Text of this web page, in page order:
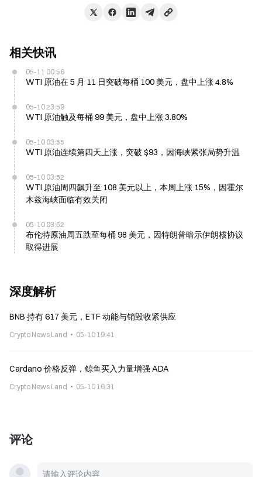
相关快讯
05-11 00:56
WTI 原油在 5 月 11 日突破每桶 100 美元，盘中上涨 4.8%
05-10 23:59
WTI 原油触及每桶 99 美元，盘中上涨 3.80%
05-10 03:55
WTI 原油连续第四天上涨，突破 $93，因海峡紧张局势升温
05-10 03:52
WTI 原油周四飙升至 108 美元以上，本周上涨 15%，因霍尔
木兹海峡面临有效关闭
05-10 03:52
布伦特原油周五跌至每桶 98 美元，因特朗普暗示伊朗核协议
取得进展
深度解析
BNB 持有 617 美元，ETF 动能与销毁收紧供应
Crypto News Land 05-10 19:41
Cardano 价格反弹，鲸鱼买入力量增强 ADA
Crypto News Land 05-10 16:31
评论